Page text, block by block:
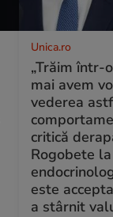
Unica.ro
„Trăim într-
mai avem
vederea
critică
Rogobete
este
a stârnit